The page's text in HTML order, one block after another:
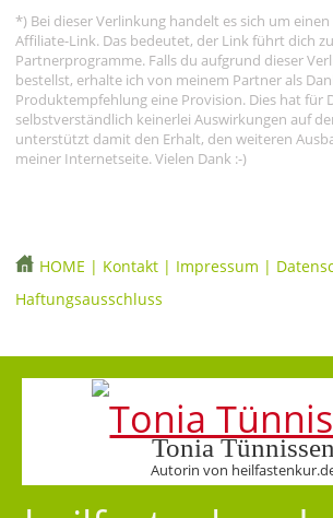
*) Bei dieser Verlinkung handelt es sich um
Affiliate-Link. Das bedeutet, der Link führt dich
Partnerprogramme. Falls du aufgrund dieser
bestellst, erhalte ich von meinem Partner als
Produktempfehlung eine Provision. Dies hat für
selbstverständlich keinerlei Auswirkungen auf
unterstützt damit den Erhalt, den weiteren
meiner Internetseite. Vielen Dank :-)
HOME | Kontakt | Impressum |
Haftungsausschluss
Tonia
Autorin von